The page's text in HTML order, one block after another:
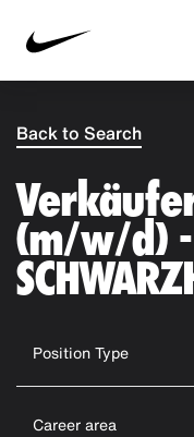
Back to Search
(m/w/d)
Position Type
Career area